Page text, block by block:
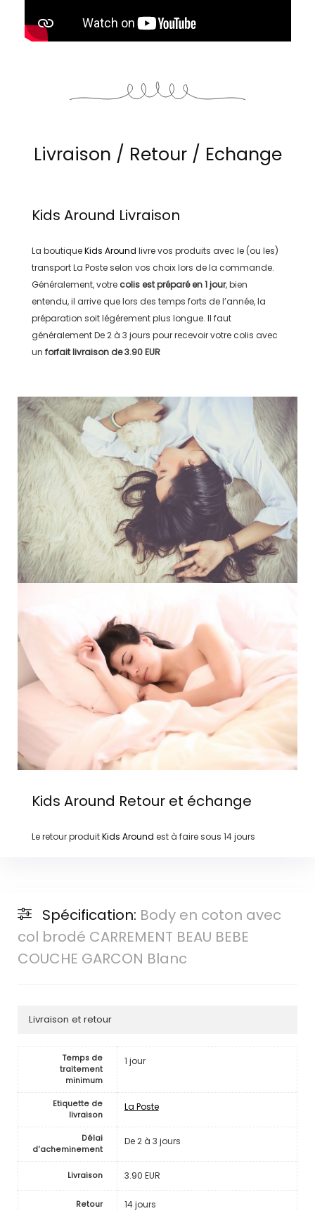
Livraison / Retour / Echange
Kids Around Livraison
La boutiqueKids Around livre vos produits avec le (ou les)
transportLa Posteselon vos choix lors de la commande.
Généralement, votre colis est préparé en1 jour, bien
entendu, il arrive que lors des temps forts de l’année, la
préparation soit légérement plus longue. Il faut
généralementDe 2 à 3 jours pour recevoir votre colis avec
un forfait livraison de3.90 EUR
Kids Around Retour et échange
Le retour produitKids Around est à faire sous 14 jours
Spécification: Body en coton avec
col brodé CARREMENT BEAU BEBE
COUCHE GARCON Blanc
Livraison et retour
Temps de
traitement
minimum
1 jour
Etiquette de
livraison
La Poste
Délai
d'acheminement
De 2 à 3 jours
Livraison 3.90 EUR
Retour 14 jours